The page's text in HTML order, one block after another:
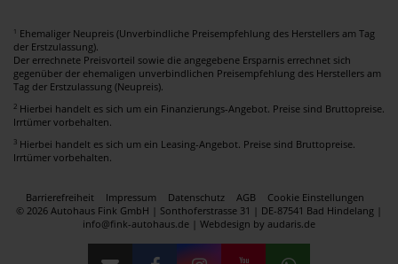
1 Ehemaliger Neupreis (Unverbindliche Preisempfehlung des Herstellers am Tag
der Erstzulassung).
Der errechnete Preisvorteil sowie die angegebene Ersparnis errechnet sich
gegenüber der ehemaligen unverbindlichen Preisempfehlung des Herstellers am
Tag der Erstzulassung (Neupreis).
2 Hierbei handelt es sich um ein Finanzierungs-Angebot. Preise sind Bruttopreise.
Irrtümer vorbehalten.
3 Hierbei handelt es sich um ein Leasing-Angebot. Preise sind Bruttopreise.
Irrtümer vorbehalten.
Barrierefreiheit Impressum Datenschutz AGB
Cookie Einstellungen
© 2026 Autohaus Fink GmbH | Sonthoferstrasse 31 | DE-87541 Bad Hindelang |
info@fink-autohaus.de | Webdesign by audaris.de